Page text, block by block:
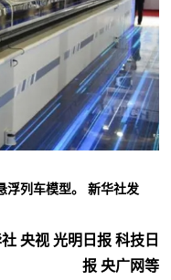
浮列车模型。 新华社发
央视 光明日报 科技日
报 央广网等